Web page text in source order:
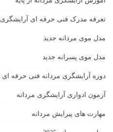
تعرفه مدرک فنی حرفه ای آرایشگری
مدل موی مردانه جدید
مدل موی پسرانه جدید
دوره آرایشگری مردانه فنی حرفه ای
آزمون ادواری آرایشگری مردانه
مهارت های پیرایش مردانه